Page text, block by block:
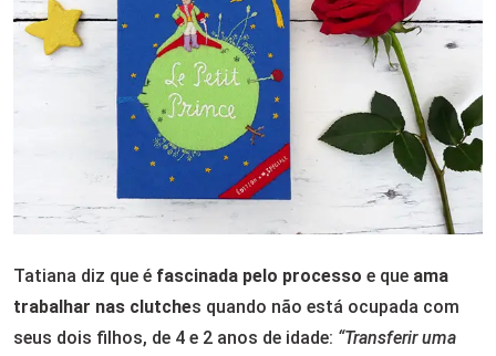
Tatiana diz que é fascinada pelo processo e que ama
trabalhar nas clutches quando não está ocupada com
seus dois filhos, de 4 e 2 anos de idade: “Transferir uma